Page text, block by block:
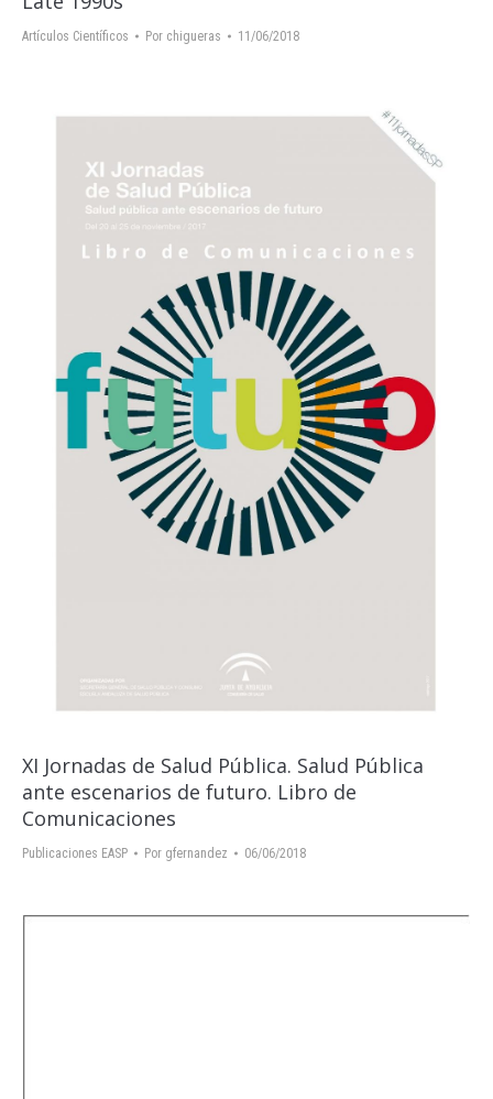
Artículos Científicos Por chigueras 11/06/2018
XI Jornadas de Salud Pública. Salud Pública
ante escenarios de futuro. Libro de
Comunicaciones
Publicaciones EASP Por gfernandez 06/06/2018